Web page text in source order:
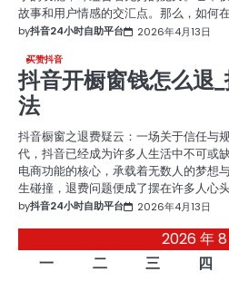
故事和用户情感的交汇点。那么，如何
by抖音24小时自助平台 2026年4月13日
买赞抖音
抖音开橱窗钱怎么退
法
抖音橱窗之退费疑云：一场关于信任与
代，抖音已经成为许多人生活中不可或
电商功能的核心，承载着无数人的梦想
生碰撞，退费问题便成了摆在许多人心
by抖音24小时自助平台 2026年4月13日
2026 年 8
一
二 三 四